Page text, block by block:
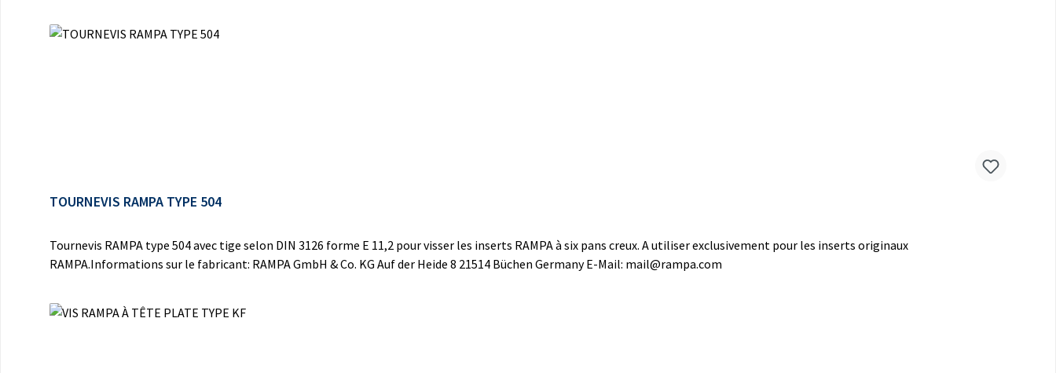
TOURNEVIS RAMPA TYPE 504
Tournevis RAMPA type 504 avec tige selon DIN 3126 forme E 11,2 pour visser les inserts RAMPA à six pans creux. A utiliser exclusivement pour les inserts originaux
RAMPA.Informations sur le fabricant: RAMPA GmbH & Co. KG Auf der Heide 8 21514 Büchen Germany E-Mail: mail@rampa.com